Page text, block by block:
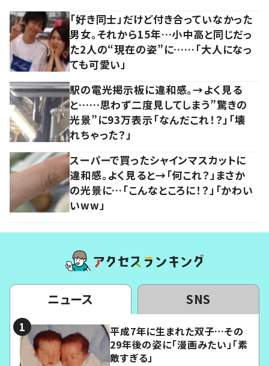
「好き同士」だけど付き合っていなかった
男女。それから15年…小中高と同じだっ
た2人の“現在の姿”に……「大人になっ
ても可愛い」
駅の電光掲示板に違和感。→よく見る
と……思わず二度見してしまう”驚きの
光景”に93万表示「なんだこれ！？」「壊
れちゃった？」
スーパーで買ったシャインマスカットに
違和感。よく見ると→「何これ？」まさか
の光景に…「こんなところに！？」「かわい
いww」
ニュース SNS
平成7年に生まれた双子…その
29年後の姿に「漫画みたい」「素
敵すぎる」